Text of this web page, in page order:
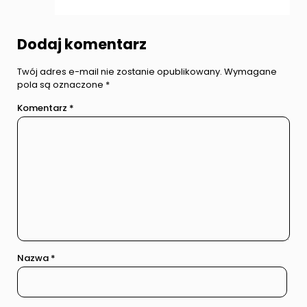
Dodaj komentarz
Twój adres e-mail nie zostanie opublikowany. Wymagane
pola są oznaczone *
Komentarz *
Nazwa *